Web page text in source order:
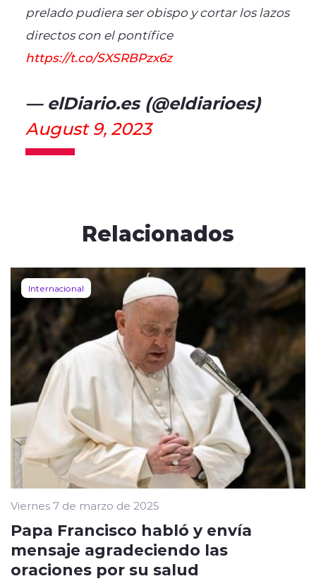
prelado pudiera ser obispo y cortar los lazos
directos con el pontífice
https://t.co/SXSRBPzx6z
— elDiario.es (@eldiarioes)
August 9, 2023
Relacionados
Internacional
Viernes 7 de marzo de 2025
Papa Francisco habló y envía
mensaje agradeciendo las
oraciones por su salud